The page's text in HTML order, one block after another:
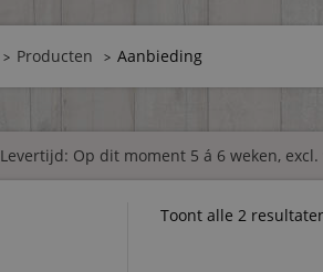
Producten Aanbieding
Levertijd: Op dit moment 5 á 6 weken,
Toont alle 2